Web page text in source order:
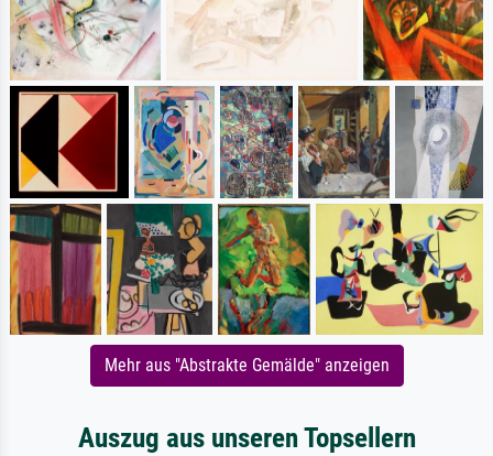
Mehr aus "Abstrakte Gemälde" anzeigen
Auszug aus unseren Topsellern